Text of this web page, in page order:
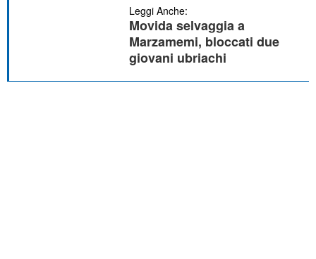
Leggi Anche:
Movida selvaggia a
Marzamemi, bloccati due
giovani ubriachi